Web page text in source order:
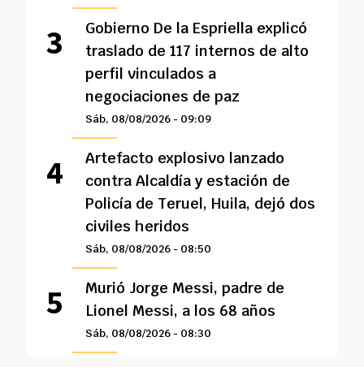
Gobierno De la Espriella explicó
traslado de 117 internos de alto
perfil vinculados a
negociaciones de paz
Sáb, 08/08/2026 - 09:09
Artefacto explosivo lanzado
contra Alcaldía y estación de
Policía de Teruel, Huila, dejó dos
civiles heridos
Sáb, 08/08/2026 - 08:50
Murió Jorge Messi, padre de
Lionel Messi, a los 68 años
Sáb, 08/08/2026 - 08:30